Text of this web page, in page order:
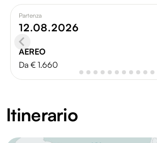
Partenza
12.08.2026
AEREO
Da € 1.660
Itinerario